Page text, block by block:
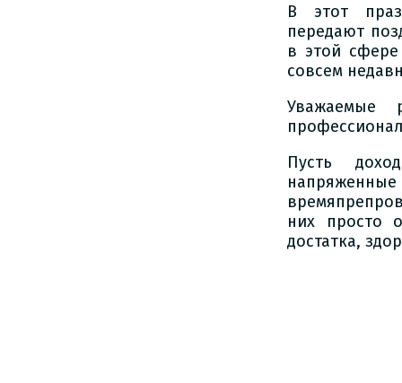
В этот
передают
в этой
совсем
Уважаемые
Пусть
напряженные
них просто
достатка,